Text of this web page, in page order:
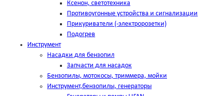
Ксенон, светотехника
Противоугонные устройства и сигнализации
Прикуриватели (-электророзетки)
Подогрев
Инструмент
Насадки для бензопил
Запчасти для насадок
Бензопилы, мотокосы, триммера, мойки
Инструмент,бензопилы, генераторы